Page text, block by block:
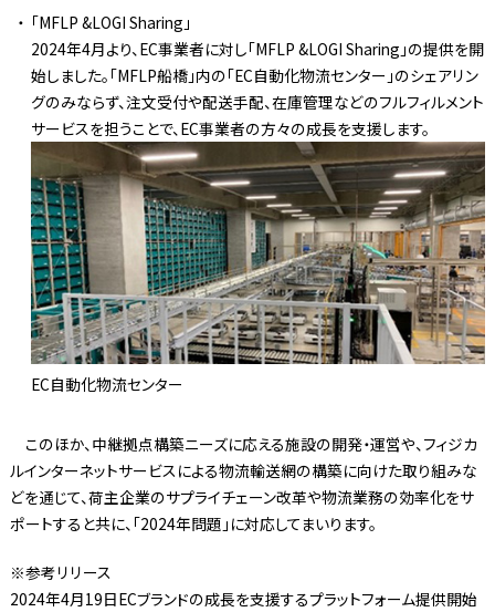
「MFLP &LOGI Sharing」
2024年4月より、EC事業者に対し「MFLP &LOGI Sharing」の提供を開
始しました。「MFLP船橋」内の「EC自動化物流センター」のシェアリン
グのみならず、注文受付や配送手配、在庫管理などのフルフィルメント
サービスを担うことで、EC事業者の方々の成長を支援します。
EC自動化物流センター
このほか、中継拠点構築ニーズに応える施設の開発・運営や、フィジカ
ルインターネットサービスによる物流輸送網の構築に向けた取り組みな
どを通じて、荷主企業のサプライチェーン改革や物流業務の効率化をサ
ポートすると共に、「2024年問題」に対応してまいります。
※参考リリース
2024年4月19日ECブランドの成長を支援するプラットフォーム提供開始